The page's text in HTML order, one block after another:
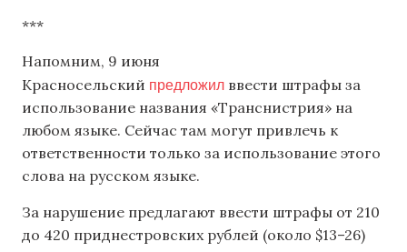
***
Напомним, 9 июня
Красносельский предложил ввести штрафы за
использование названия «Транснистрия» на
любом языке. Сейчас там могут привлечь к
ответственности только за использование этого
слова на русском языке.
За нарушение предлагают ввести штрафы от 210
до 420 приднестровских рублей (около $13–26)